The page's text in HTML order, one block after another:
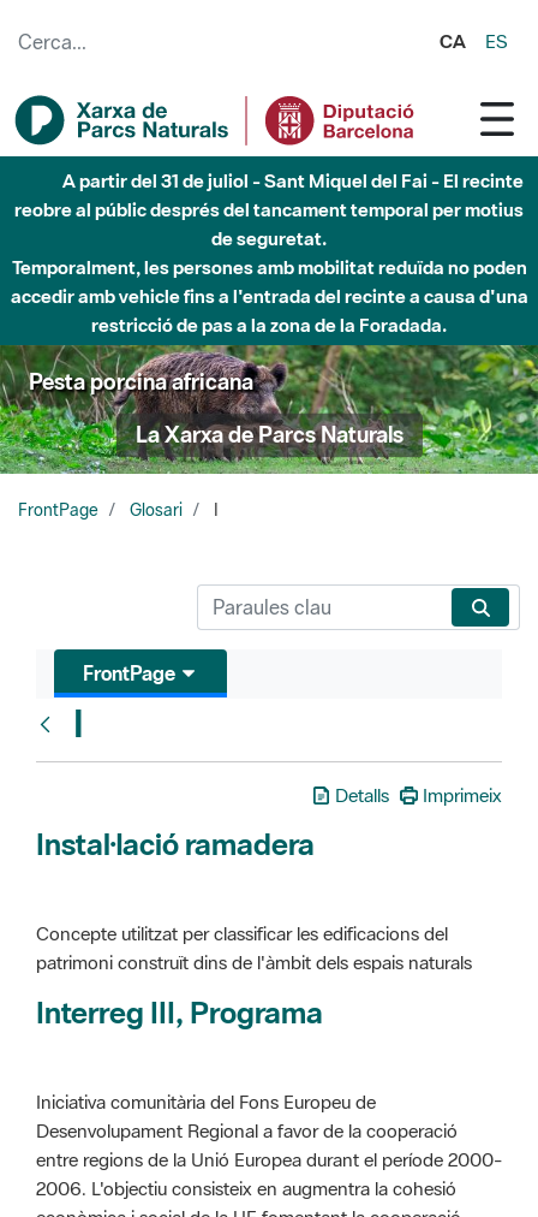
CA ES
A partir del 31 de juliol - Sant Miquel del Fai - El recinte
reobre al públic després del tancament temporal per motius
de seguretat.
Temporalment, les persones amb mobilitat reduïda no poden
accedir amb vehicle fins a l'entrada del recinte a causa d'una
restricció de pas a la zona de la Foradada.
Pesta porcina africana
La Xarxa de Parcs Naturals
FrontPage Glosari
FrontPage
I
Detalls Imprimeix
Instal·lació ramadera
Concepte utilitzat per classificar les edificacions del
patrimoni construït dins de l'àmbit dels espais naturals
Interreg III, Programa
Iniciativa comunitària del Fons Europeu de
Desenvolupament Regional a favor de la cooperació
entre regions de la Unió Europea durant el període 2000-
2006. L'objectiu consisteix en augmentra la cohesió